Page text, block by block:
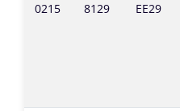
0215 8129 EE29